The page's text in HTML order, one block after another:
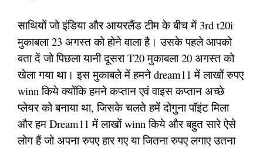
साथियों जो इंडिया और आयरलैंड टीम के बीच में 3rd t20i
मुकाबला 23 अगस्त को होने वाला है। उसके पहले आपको
बता दें जो पिछला यानी दूसरा T20 मुकाबला 20 अगस्त को
खेला गया था। इस मुकाबले में हमने dream11 में लाखों रुपए
winn किये क्योंकि हमने कप्तान एवं वाइस कप्तान अच्छे
प्लेयर को बनाया था, जिसके चलते हमें दोगुना पॉइंट मिला
और हम Dream11 में लाखों winn किये और बहुत सारे ऐसे
लोग हैं जो अपना रुपए हार गए या जितना रुपए लगाए उतना